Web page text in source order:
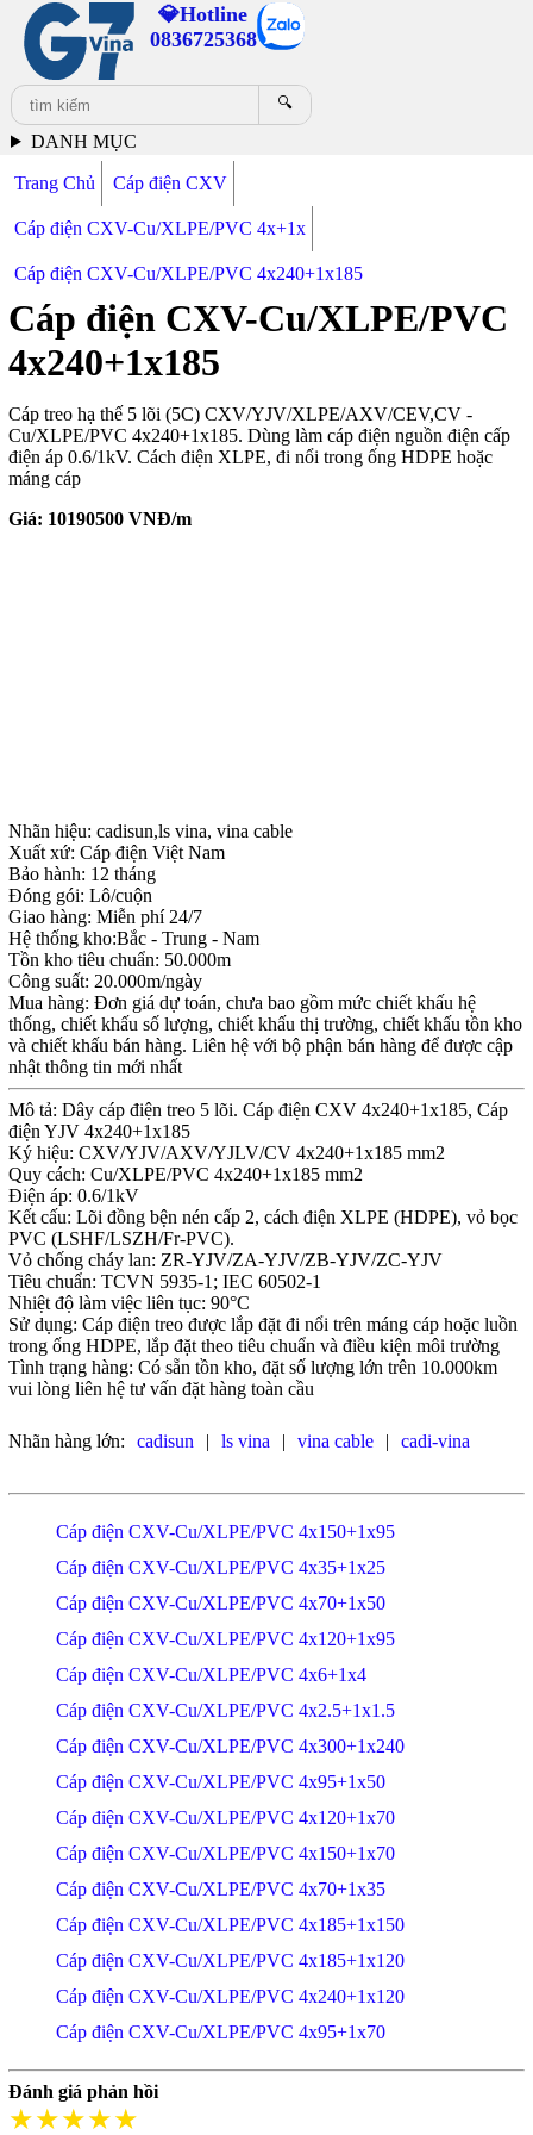
💎Hotline
0836725368
🔍
DANH MỤC
Trang Chủ Cáp điện CXV
Cáp điện CXV-Cu/XLPE/PVC 4x+1x
Cáp điện CXV-Cu/XLPE/PVC 4x240+1x185
Cáp điện CXV-Cu/XLPE/PVC
4x240+1x185
Cáp treo hạ thế 5 lõi (5C) CXV/YJV/XLPE/AXV/CEV,CV -
Cu/XLPE/PVC 4x240+1x185. Dùng làm cáp điện nguồn điện cấp
điện áp 0.6/1kV. Cách điện XLPE, đi nổi trong ống HDPE hoặc
máng cáp
Giá: 10190500VNĐ/m
Nhãn hiệu: cadisun,ls vina, vina cable
Xuất xứ: Cáp điện Việt Nam
Bảo hành: 12 tháng
Đóng gói: Lô/cuộn
Giao hàng: Miễn phí 24/7
Hệ thống kho:Bắc - Trung - Nam
Tồn kho tiêu chuẩn: 50.000m
Công suất: 20.000m/ngày
Mua hàng: Đơn giá dự toán, chưa bao gồm mức chiết khấu hệ
thống, chiết khấu số lượng, chiết khấu thị trường, chiết khấu tồn kho
và chiết khấu bán hàng. Liên hệ với bộ phận bán hàng để được cập
nhật thông tin mới nhất
Mô tả: Dây cáp điện treo 5 lõi. Cáp điện CXV 4x240+1x185, Cáp
điện YJV 4x240+1x185
Ký hiệu: CXV/YJV/AXV/YJLV/CV 4x240+1x185 mm2
Quy cách: Cu/XLPE/PVC 4x240+1x185 mm2
Điện áp: 0.6/1kV
Kết cấu: Lõi đồng bện nén cấp 2, cách điện XLPE (HDPE), vỏ bọc
PVC (LSHF/LSZH/Fr-PVC).
Vỏ chống cháy lan: ZR-YJV/ZA-YJV/ZB-YJV/ZC-YJV
Tiêu chuẩn: TCVN 5935-1; IEC 60502-1
Nhiệt độ làm việc liên tục: 90°C
Sử dụng: Cáp điện treo được lắp đặt đi nổi trên máng cáp hoặc luồn
trong ống HDPE, lắp đặt theo tiêu chuẩn và điều kiện môi trường
Tình trạng hàng: Có sẵn tồn kho, đặt số lượng lớn trên 10.000km
vui lòng liên hệ tư vấn đặt hàng toàn cầu
Nhãn hàng lớn: cadisun | ls vina | vina cable | cadi-vina
Cáp điện CXV-Cu/XLPE/PVC 4x150+1x95
Cáp điện CXV-Cu/XLPE/PVC 4x35+1x25
Cáp điện CXV-Cu/XLPE/PVC 4x70+1x50
Cáp điện CXV-Cu/XLPE/PVC 4x120+1x95
Cáp điện CXV-Cu/XLPE/PVC 4x6+1x4
Cáp điện CXV-Cu/XLPE/PVC 4x2.5+1x1.5
Cáp điện CXV-Cu/XLPE/PVC 4x300+1x240
Cáp điện CXV-Cu/XLPE/PVC 4x95+1x50
Cáp điện CXV-Cu/XLPE/PVC 4x120+1x70
Cáp điện CXV-Cu/XLPE/PVC 4x150+1x70
Cáp điện CXV-Cu/XLPE/PVC 4x70+1x35
Cáp điện CXV-Cu/XLPE/PVC 4x185+1x150
Cáp điện CXV-Cu/XLPE/PVC 4x185+1x120
Cáp điện CXV-Cu/XLPE/PVC 4x240+1x120
Cáp điện CXV-Cu/XLPE/PVC 4x95+1x70
Đánh giá phản hồi
★★★★★